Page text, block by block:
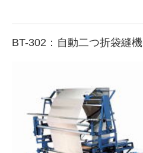
BT-302：自動二つ折袋縫機